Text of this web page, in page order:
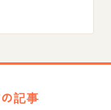
記事